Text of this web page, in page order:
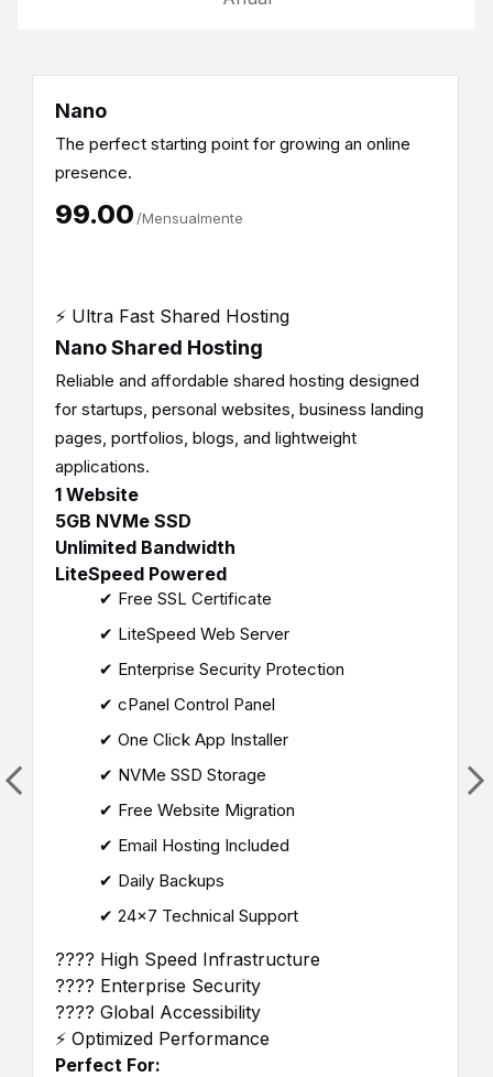
Nano
The perfect starting point for growing an online
presence.
₹99.00 /Mensualmente
⚡ Ultra Fast Shared Hosting
Nano Shared Hosting
Reliable and affordable shared hosting designed
for startups, personal websites, business landing
pages, portfolios, blogs, and lightweight
applications.
1 Website
5GB NVMe SSD
Unlimited Bandwidth
LiteSpeed Powered
✔ Free SSL Certificate
✔ LiteSpeed Web Server
✔ Enterprise Security Protection
✔ cPanel Control Panel
✔ One Click App Installer
✔ NVMe SSD Storage
✔ Free Website Migration
✔ Email Hosting Included
✔ Daily Backups
✔ 24×7 Technical Support
???? High Speed Infrastructure
???? Enterprise Security
???? Global Accessibility
⚡ Optimized Performance
Perfect For: